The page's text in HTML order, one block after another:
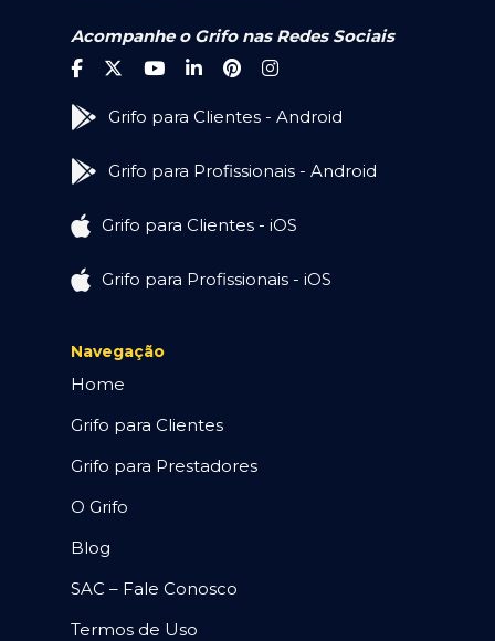
Acompanhe o Grifo nas Redes Sociais
Grifo para Clientes - Android
Grifo para Profissionais - Android
Grifo para Clientes - iOS
Grifo para Profissionais - iOS
Navegação
Home
Grifo para Clientes
Grifo para Prestadores
O Grifo
Blog
SAC – Fale Conosco
Termos de Uso